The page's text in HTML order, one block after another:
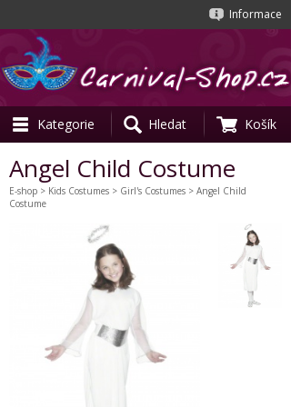
Informace
Kategorie Hledat Košík
Angel Child Costume
E-shop > Kids Costumes > Girl's Costumes > Angel Child
Costume